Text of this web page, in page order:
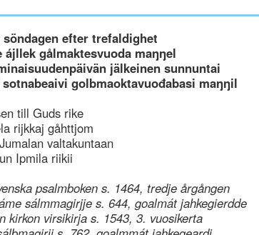
söndagen efter trefaldighet
ájllek gålmaktesvuoda maŋŋel
jälkeinen sunnuntai
golbmaoktavuođabasi maŋŋil
till Guds rike
rijkkaj gåhttjom
valtakuntaan
Ipmila riikii
psalmboken s. 1464, tredje årgången
sálmmagirjje s. 644, goalmát jahkegierdde
kirkon virsikirja s. 1543, 3. vuosikerta